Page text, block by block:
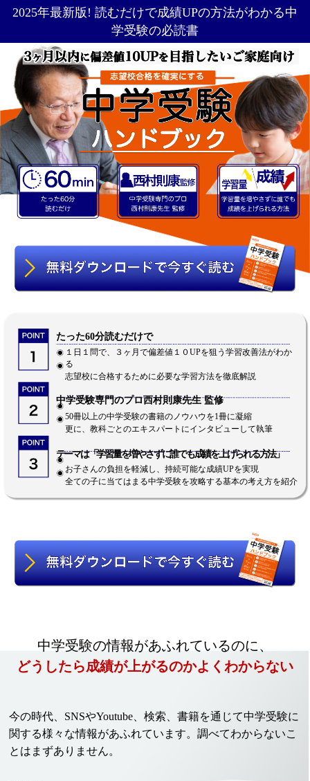
2025年最新版! 読むだけで成績UPの方法がわかる中
学受験の必読書
たった60分読むだけで
１日１問で、３ヶ月で偏差値１０UPを狙う学習改善法がわか
る
志望校に合格するために必要な学習方法を徹底解説
中学受験専門のプロ西村則康先生 監修
50冊以上の中学受験の書籍のノウハウを1冊に凝縮
更に、教科ごとのエキスパートにインタビューして執筆
テーマは「学習量を増やさずに誰でも成績を上げられる方法」
お子さんの負担を軽減し、持続可能な成績UPを実現
全ての子に当てはまる中学受験を攻略する基本の考え方を紹介
中学受験の情報があふれているのに、
どうしたら成績が上がるのかよくわからない
今の時代、SNSやYoutube、検索、書籍を通じて中学受験に
関する様々な情報があふれています。調べてわからないこ
とはまずありません。